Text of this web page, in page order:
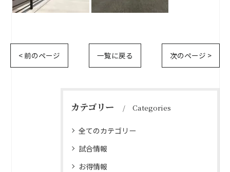
< 前のページ 一覧に戻る 次のページ >
カテゴリー Categories
全てのカテゴリー
試合情報
お得情報